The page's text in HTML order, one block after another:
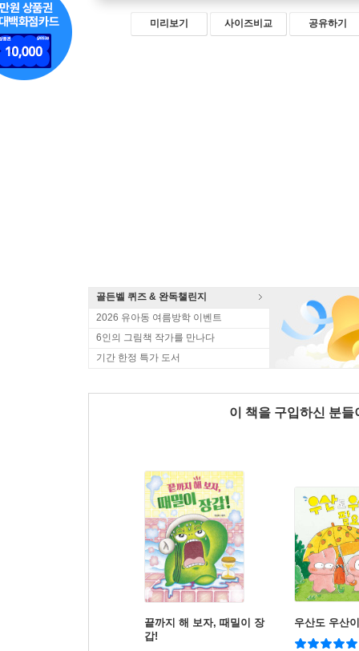
미리보기 사이즈비교 공유하기
골든벨 퀴즈 & 완독챌린지
2026 유아동 여름방학 이벤트
6인의 그림책 작가를 만나다
기간 한정 특가 도서
이 책을 구입하신 분
끝까지 해 보자, 때밀이 장
갑!
우산도 우산